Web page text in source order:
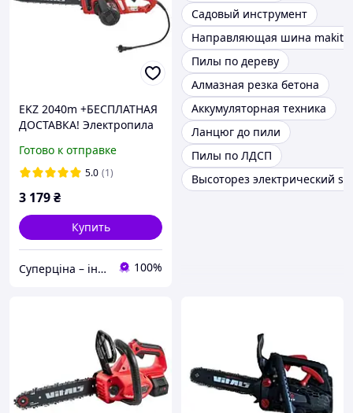
EKZ 2040m +БЕСПЛАТНАЯ
ДОСТАВКА! Электропила
арт. 80508
Готово к отправке
5.0 (1)
3 179₴
Купить
Суперціна – інтернет-магазин: supertsena.com.ua 100%
Садовый инструмент
Направляющая шина makita
Пилы по дереву
Алмазная резка бетона
Аккумуляторная техника
Ланцюг до пили
Пилы по ЛДСП
Высоторез электрический